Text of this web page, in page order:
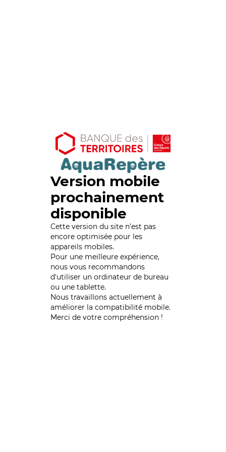
Version mobile
prochainement
disponible
Cette version du site n’est pas
encore optimisée pour les
appareils mobiles.
Pour une meilleure expérience,
nous vous recommandons
d'utiliser un ordinateur de bureau
ou une tablette.
Nous travaillons actuellement à
améliorer la compatibilité mobile.
Merci de votre compréhension !